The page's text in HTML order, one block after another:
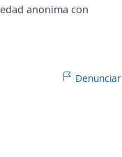
anonima con
Denunciar